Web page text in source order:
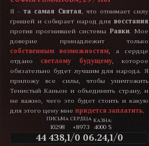
Я –та самая Святая , что отнимает силу
гришей и собирает народ для восстания
против прогнившей системы Равки. Мое
доверие принадлежит только
собственным возможностям , а сердце
отдано светлому будущему, которое
обязательно будет лучшим для народа. Я
приложу все силы, чтобы уничтожить
Тенистый Каньон и объединить страну, и
не важно, чего это будет стоить и какую
для этого цену мне придется заплатить
10298 +8973
КАЗНА:
4000 $
44 438,1/0 06.24,1/0